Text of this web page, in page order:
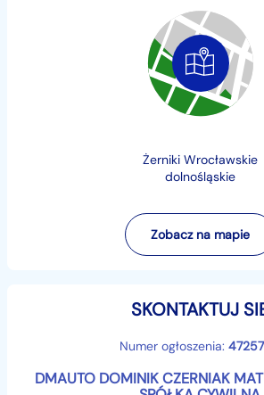
• Elektrycznie regulowane i
• Światła do jazdy dziennej
• Czujnik deszczu i zmierzchu
• ABS, ESP, poduszki powietrzne
• Wspomaganie kierownicy
• Montaż fotelika ISOFIX
• Komputer pokładowy
• Centralny zamek
Silnik pracuje wzorowo, zawieszenie
Żerniki Wrocławskie
dolnośląskie
Zobacz na mapie
SKONTAKTUJ
Numer ogłoszenia:
DMAUTO DOMINIK CZERNIAK